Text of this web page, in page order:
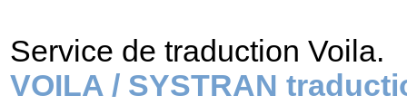
Service de traduction Voila.
VOILA / SYSTRAN